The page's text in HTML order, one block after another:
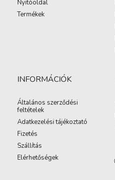
Nyitóoldal
Termékek
INFORMÁCIÓK
Általános szerződési
feltételek
Adatkezelési tájékoztató
Fizetés
Szállítás
Elérhetőségek